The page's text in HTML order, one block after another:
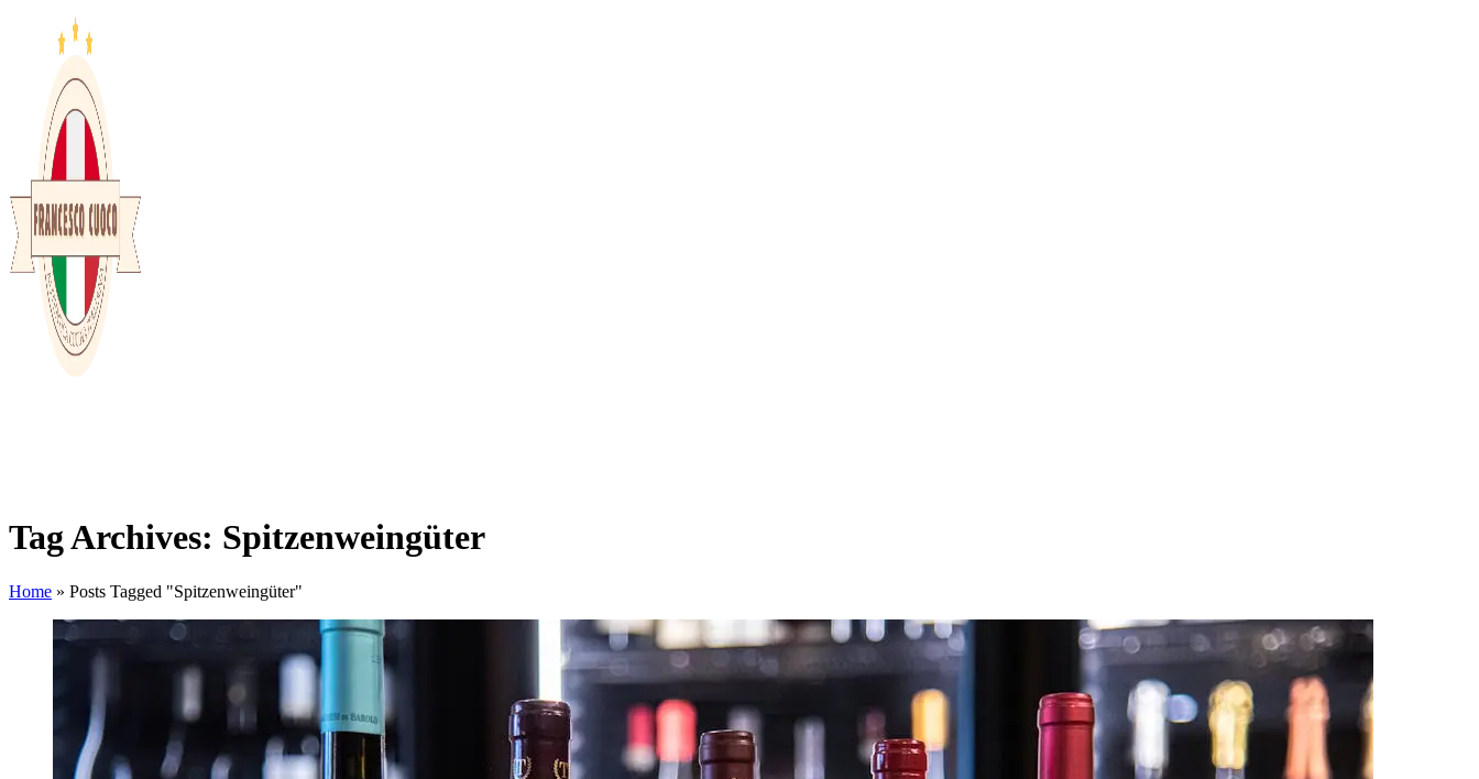
Tag Archives: Spitzenweingüter
Home » Posts Tagged "Spitzenweingüter"